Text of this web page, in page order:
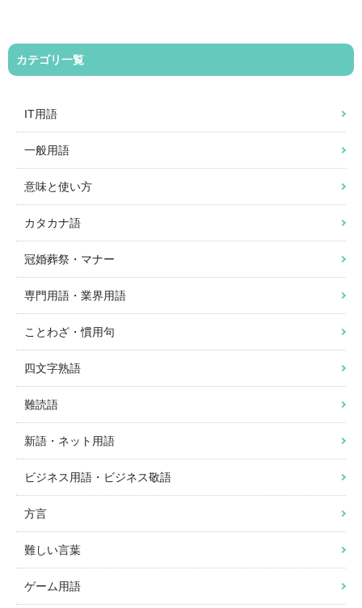
カテゴリ一覧
IT用語
一般用語
意味と使い方
カタカナ語
冠婚葬祭・マナー
専門用語・業界用語
ことわざ・慣用句
四文字熟語
難読語
新語・ネット用語
ビジネス用語・ビジネス敬語
方言
難しい言葉
ゲーム用語